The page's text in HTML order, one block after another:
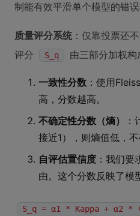
制能有效平滑单个模型的错误
质量评分系统：仅靠投票还
评分
S_q 由三部分加权构
一致性分数 ：使用
高，分数越高。
不确定性分数（熵）
接近1），则熵值低，不
自评估置信度 ：我们
由。这个分数反映了模
S_q = α1 * Kappa + α2